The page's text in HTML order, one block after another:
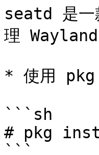
seatd 是一
理
* 使用 pkg
```sh
# pkg
```